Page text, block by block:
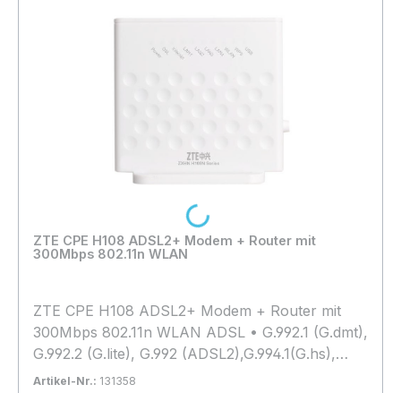
ZTE CPE H108 ADSL2+ Modem + Router mit
300Mbps 802.11n WLAN
ZTE CPE H108 ADSL2+ Modem + Router mit
300Mbps 802.11n WLAN ADSL • G.992.1 (G.dmt),
G.992.2 (G.lite), G.992 (ADSL2),G.994.1(G.hs),
G.992.5 (ADSL2+), G.997.1 • Annex A/B/I/J/L/M •
Artikel-Nr.: 131358
Loading...